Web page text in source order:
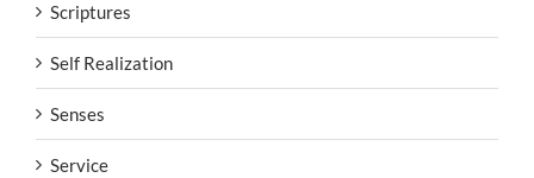
Scriptures
Self Realization
Senses
Service